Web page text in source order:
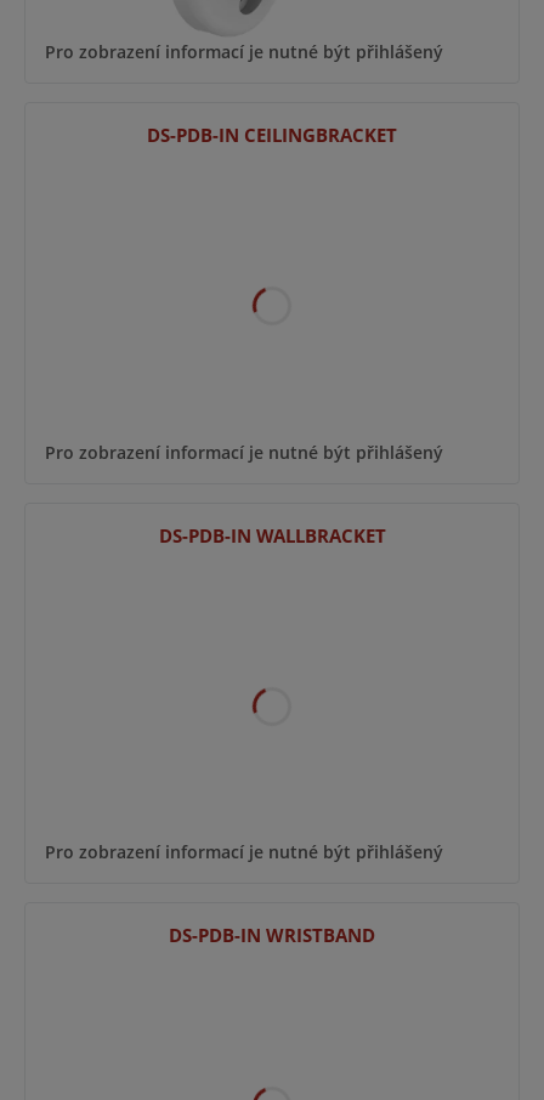
Pro zobrazení informací je nutné být přihlášený
DS-PDB-IN CEILINGBRACKET
Pro zobrazení informací je nutné být přihlášený
DS-PDB-IN WALLBRACKET
Pro zobrazení informací je nutné být přihlášený
DS-PDB-IN WRISTBAND